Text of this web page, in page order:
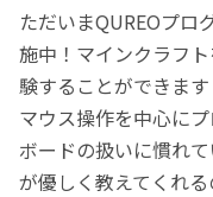
ただいまQUREOプロ
施中！マインクラフ
験することができます
マウス操作を中心に
ボードの扱いに慣れ
が優しく教えてくれ